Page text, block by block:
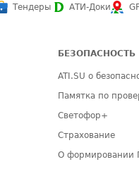
Тендеры АТИ-Доки
БЕЗОПАСНОСТЬ
ATI.SU о
Памятка по
Светофор+
Страхование
О формировании